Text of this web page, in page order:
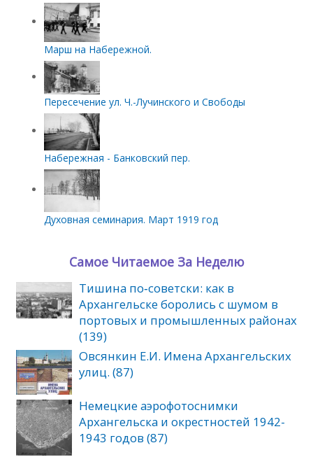
Марш на Набережной.
Пересечение ул. Ч.-Лучинского и Свободы
Набережная - Банковский пер.
Духовная семинария. Март 1919 год
Самое Читаемое За Неделю
Тишина по‑советски: как в
Архангельске боролись с шумом в
портовых и промышленных районах
(139)
Овсянкин Е.И. Имена Архангельских
улиц. (87)
Немецкие аэрофотоснимки
Архангельска и окрестностей 1942-
1943 годов (87)